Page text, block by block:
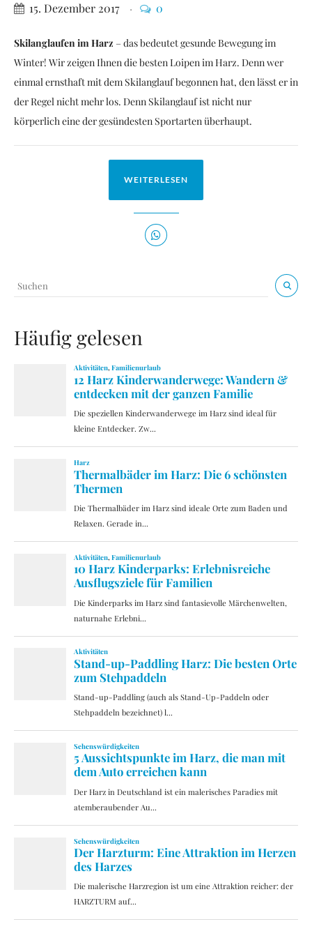
15. Dezember 2017 0
Skilanglaufen im Harz – das bedeutet gesunde Bewegung im
Winter! Wir zeigen Ihnen die besten Loipen im Harz. Denn wer
einmal ernsthaft mit dem Skilanglauf begonnen hat, den lässt er in
der Regel nicht mehr los. Denn Skilanglauf ist nicht nur
körperlich eine der gesündesten Sportarten überhaupt.
WEITERLESEN
Häufig gelesen